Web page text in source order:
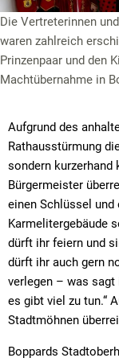
Die Vertreterinnen
waren zahlreich
Prinzenpaar und den
Machtübernahme in
Aufgrund des
Rathausstürmung
sondern kurzerhand
Bürgermeister
einen Schlüssel
Karmelitergebäude
dürft ihr feiern und
dürft ihr auch gern
verlegen – was sagt
es gibt viel zu tun.“
Stadtmöhnen
Boppards